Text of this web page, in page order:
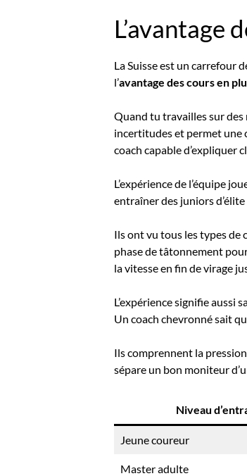
L’avantage
La Suisse est un carrefour
l’avantage des cours en
Quand tu travailles sur
incertitudes et permet une
coach capable d’expliquer
L’expérience de l’équipe
entraîner des juniors
Ils ont vu tous les types de
phase de tâtonnement
la vitesse en fin de virage
L’expérience signifie aussi
Un coach chevronné sait
Ils comprennent la
sépare un bon moniteur
Niveau
Jeune coureur
Master adulte